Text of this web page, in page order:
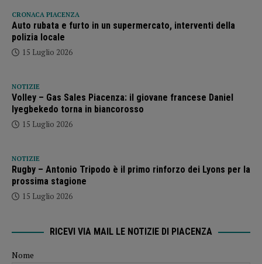
CRONACA PIACENZA
Auto rubata e furto in un supermercato, interventi della
polizia locale
15 Luglio 2026
NOTIZIE
Volley – Gas Sales Piacenza: il giovane francese Daniel
Iyegbekedo torna in biancorosso
15 Luglio 2026
NOTIZIE
Rugby – Antonio Tripodo è il primo rinforzo dei Lyons per la
prossima stagione
15 Luglio 2026
RICEVI VIA MAIL LE NOTIZIE DI PIACENZA
Nome